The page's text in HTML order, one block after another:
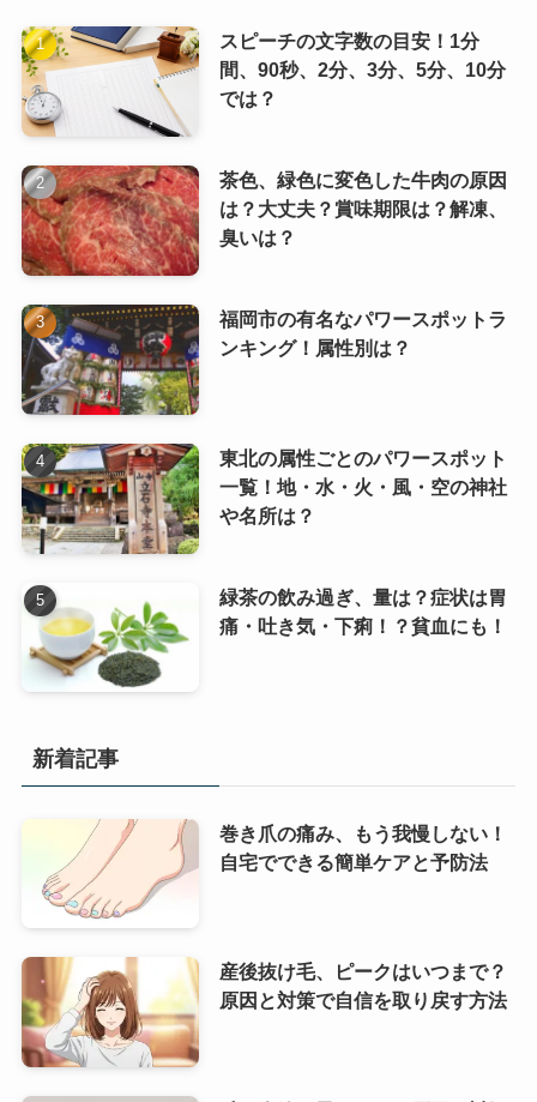
スピーチの文字数の目安！1分
間、90秒、2分、3分、5分、10分
では？
茶色、緑色に変色した牛肉の原因
は？大丈夫？賞味期限は？解凍、
臭いは？
福岡市の有名なパワースポットラ
ンキング！属性別は？
東北の属性ごとのパワースポット
一覧！地・水・火・風・空の神社
や名所は？
緑茶の飲み過ぎ、量は？症状は胃
痛・吐き気・下痢！？貧血にも！
新着記事
巻き爪の痛み、もう我慢しない！
自宅でできる簡単ケアと予防法
産後抜け毛、ピークはいつまで？
原因と対策で自信を取り戻す方法